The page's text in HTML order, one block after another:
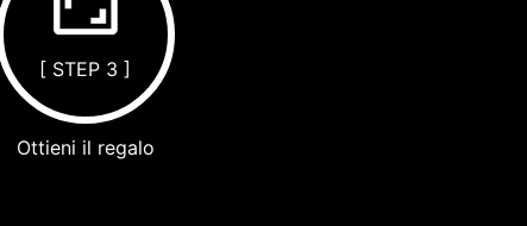
[ STEP 3 ]
Ottieni il regalo